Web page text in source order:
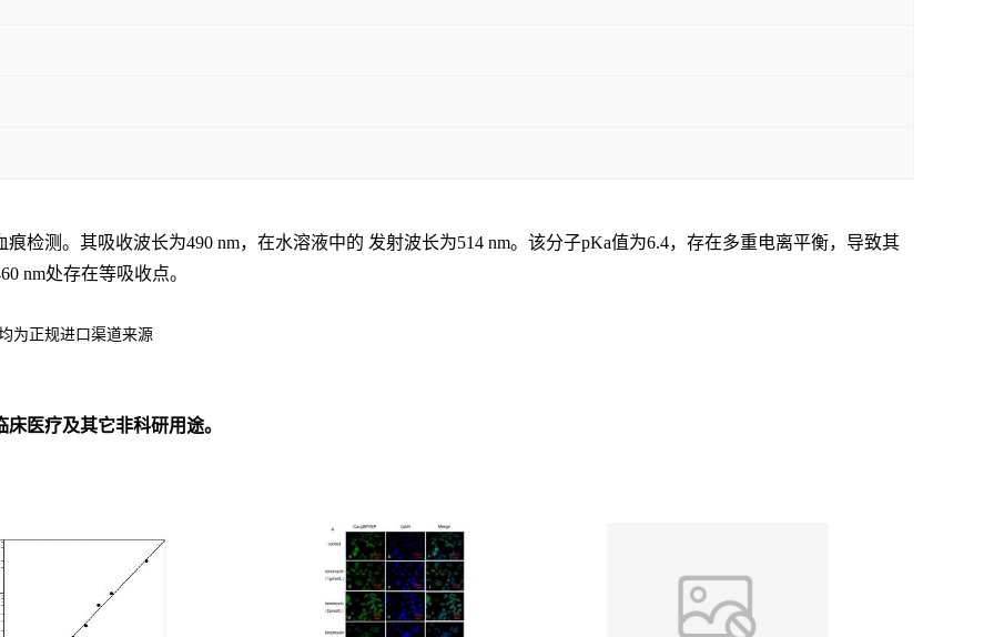
检测。其吸收波长为490 nm，在水溶液中的 发射波长为514 nm。该分子pKa值为6.4，存在多重电离平衡，导致其
nm处存在等吸收点。
为正规进口渠道来源
医疗及其它非科研用途。